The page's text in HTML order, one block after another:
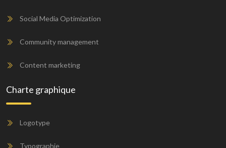
Social Media Optimization
Community management
Content marketing
Charte graphique
Logotype
Typographie